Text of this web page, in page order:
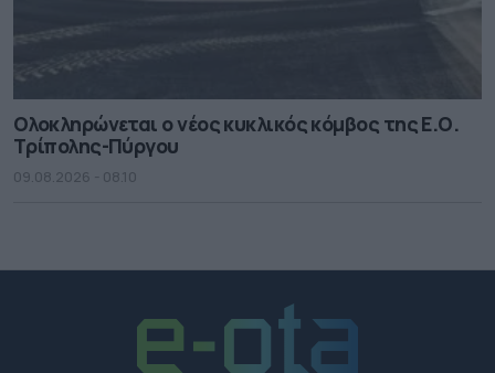
Ολοκληρώνεται ο νέος κυκλικός κόμβος της Ε.Ο.
Τρίπολης-Πύργου
09.08.2026 - 08.10